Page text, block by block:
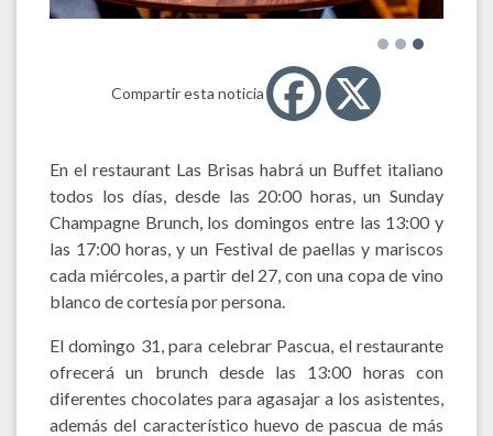
Compartir esta noticia
En el restaurant Las Brisas habrá un Buffet italiano
todos los días, desde las 20:00 horas, un Sunday
Champagne Brunch, los domingos entre las 13:00 y
las 17:00 horas, y un Festival de paellas y mariscos
cada miércoles, a partir del 27, con una copa de vino
blanco de cortesía por persona.
El domingo 31, para celebrar Pascua, el restaurante
ofrecerá un brunch desde las 13:00 horas con
diferentes chocolates para agasajar a los asistentes,
además del característico huevo de pascua de más